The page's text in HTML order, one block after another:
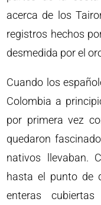
acerca de los
registros hechos
desmedida por el
Cuando los
Colombia a
por primera vez
quedaron
nativos llevaban.
hasta el punto de
enteras